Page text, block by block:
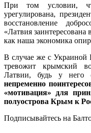
При том условии,
урегулирована,
восстановление
«Латвия
как наша экономика
В случае же с Украиной
тревожит крымский
Латвии, будь у него
непременно
«мотивация» для
полуострова Крым к
Подписывайтесь на